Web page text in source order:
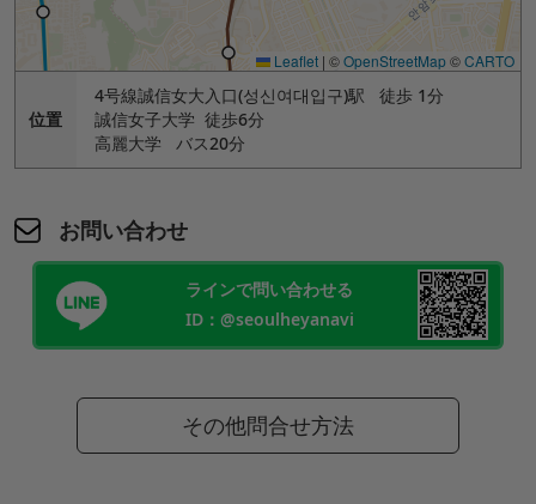
Leaflet | ©OpenStreetMap©CARTO
位置
4号線誠信女大入口(성신여대입구)駅 徒歩 1分
誠信女子大学 徒歩6分
高麗大学 バス20分
お問い合わせ
ラインで問い合わせる
ID：@seoulheyanavi
その他問合せ方法